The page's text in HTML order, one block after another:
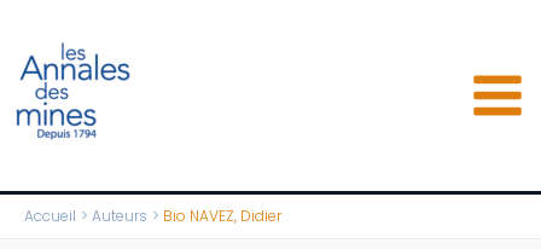
contenu
Accueil Auteurs Bio NAVEZ, Didier